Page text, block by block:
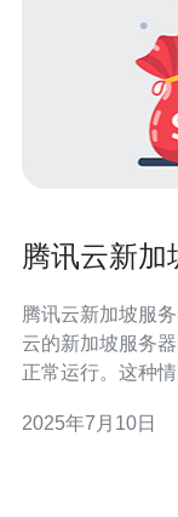
腾讯云新加
腾讯云新加坡服务器无
云的新加坡服务
正常运行。这种
的网络配置正确
2025年7月10日